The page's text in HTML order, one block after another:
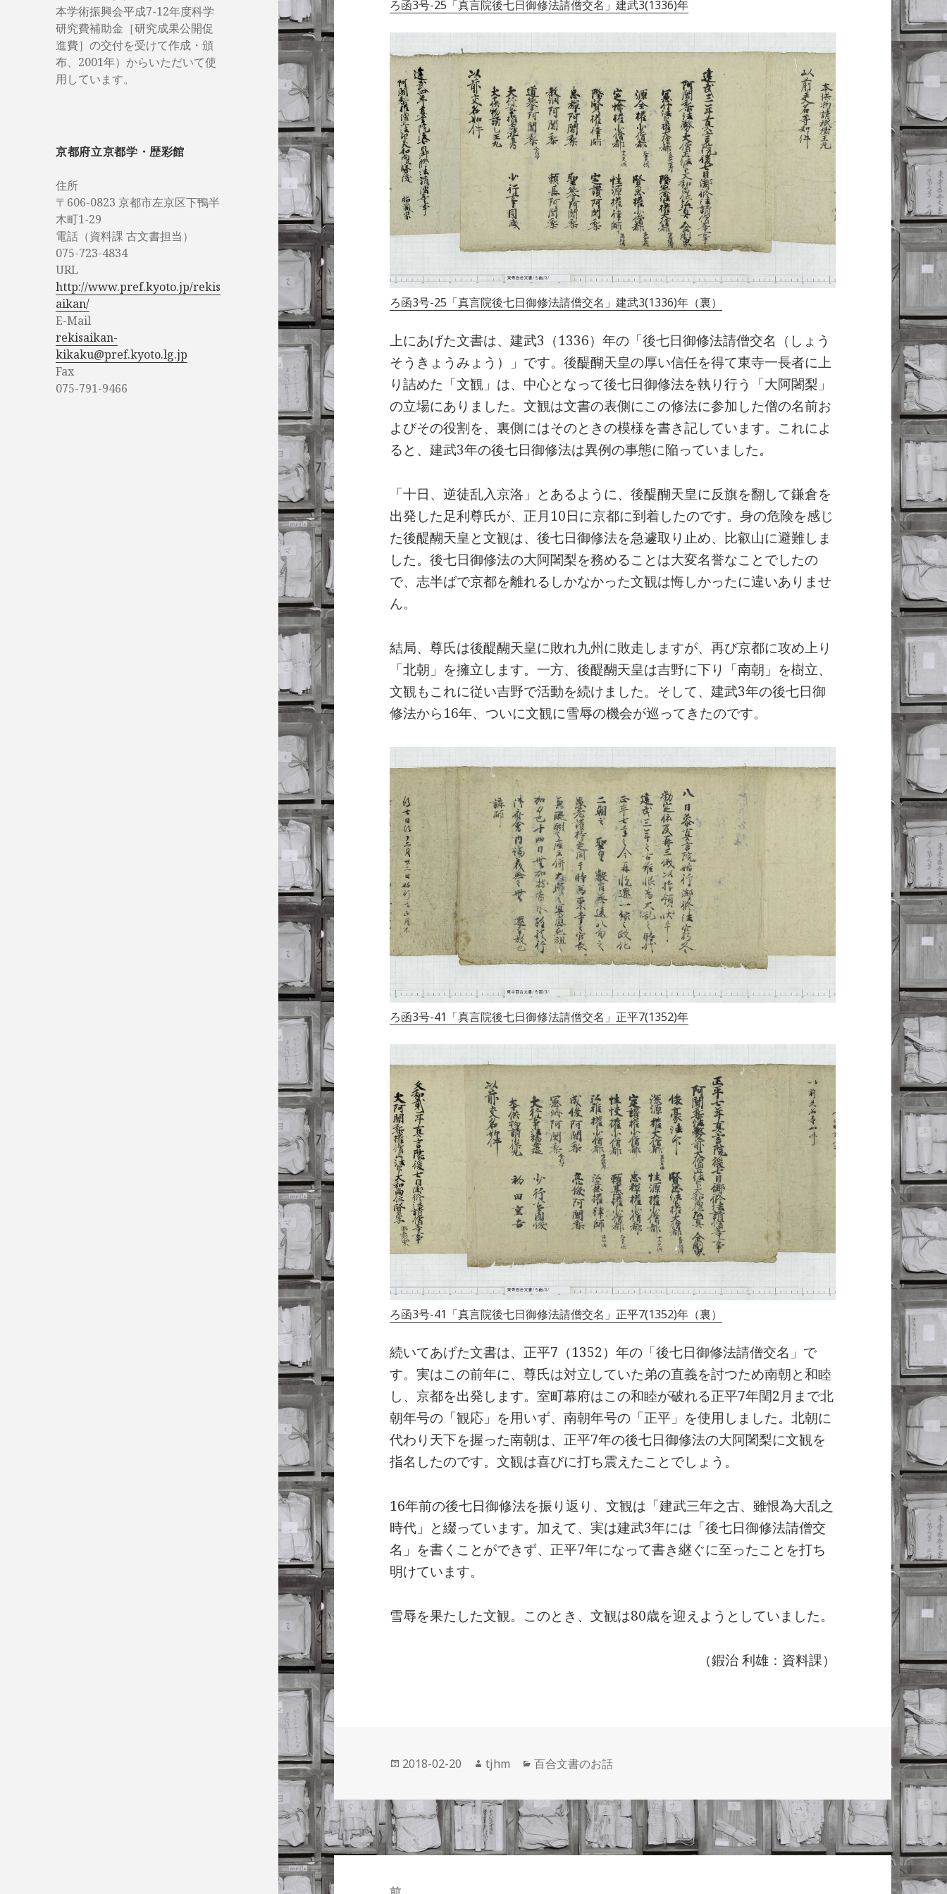
本学術振興会平成7-12年度科学
研究費補助金［研究成果公開促
進費］の交付を受けて作成・頒
布、2001年）からいただいて使
用しています。
京都府立京都学・歴彩館
住所
〒606-0823 京都市左京区下鴨半
木町1-29
電話（資料課 古文書担当）
075-723-4834
URL
http://www.pref.kyoto.jp/rekis
aikan/
E-Mail
rekisaikan-
kikaku@pref.kyoto.lg.jp
Fax
075-791-9466
ろ函3号-25「真言院後七日御修法請僧交名」建武3(1336)年
ろ函3号-25「真言院後七日御修法請僧交名」建武3(1336)年（裏）
上にあげた文書は、建武3（1336）年の「後七日御修法請僧交名（しょう
そうきょうみょう）」です。後醍醐天皇の厚い信任を得て東寺一長者に上
り詰めた「文観」は、中心となって後七日御修法を執り行う「大阿闍梨」
の立場にありました。文観は文書の表側にこの修法に参加した僧の名前お
よびその役割を、裏側にはそのときの模様を書き記しています。これによ
ると、建武3年の後七日御修法は異例の事態に陥っていました。
「十日、逆徒乱入京洛」とあるように、後醍醐天皇に反旗を翻して鎌倉を
出発した足利尊氏が、正月10日に京都に到着したのです。身の危険を感じ
た後醍醐天皇と文観は、後七日御修法を急遽取り止め、比叡山に避難しま
した。後七日御修法の大阿闍梨を務めることは大変名誉なことでしたの
で、志半ばで京都を離れるしかなかった文観は悔しかったに違いありませ
ん。
結局、尊氏は後醍醐天皇に敗れ九州に敗走しますが、再び京都に攻め上り
「北朝」を擁立します。一方、後醍醐天皇は吉野に下り「南朝」を樹立、
文観もこれに従い吉野で活動を続けました。そして、建武3年の後七日御
修法から16年、ついに文観に雪辱の機会が巡ってきたのです。
ろ函3号-41「真言院後七日御修法請僧交名」正平7(1352)年
ろ函3号-41「真言院後七日御修法請僧交名」正平7(1352)年（裏）
続いてあげた文書は、正平7（1352）年の「後七日御修法請僧交名」で
す。実はこの前年に、尊氏は対立していた弟の直義を討つため南朝と和睦
し、京都を出発します。室町幕府はこの和睦が破れる正平7年閏2月まで北
朝年号の「観応」を用いず、南朝年号の「正平」を使用しました。北朝に
代わり天下を握った南朝は、正平7年の後七日御修法の大阿闍梨に文観を
指名したのです。文観は喜びに打ち震えたことでしょう。
16年前の後七日御修法を振り返り、文観は「建武三年之古、雖恨為大乱之
時代」と綴っています。加えて、実は建武3年には「後七日御修法請僧交
名」を書くことができず、正平7年になって書き継ぐに至ったことを打ち
明けています。
雪辱を果たした文観。このとき、文観は80歳を迎えようとしていました。
（鍜治 利雄：資料課）
投
日:
2018-02-20
作
者
tjhm
カ
ゴ
リ
ー
百合文書のお話
投
稿